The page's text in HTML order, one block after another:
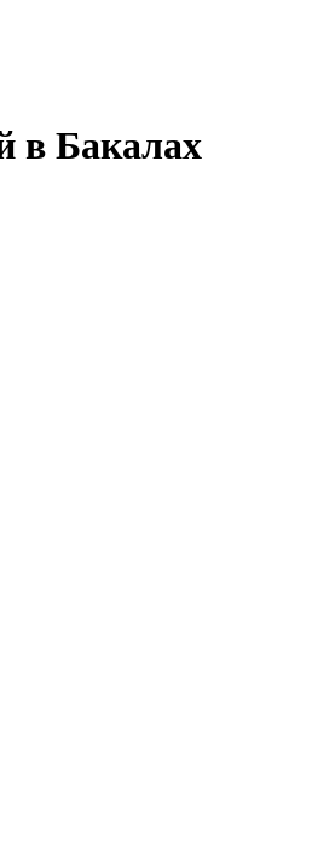
в Бакалах